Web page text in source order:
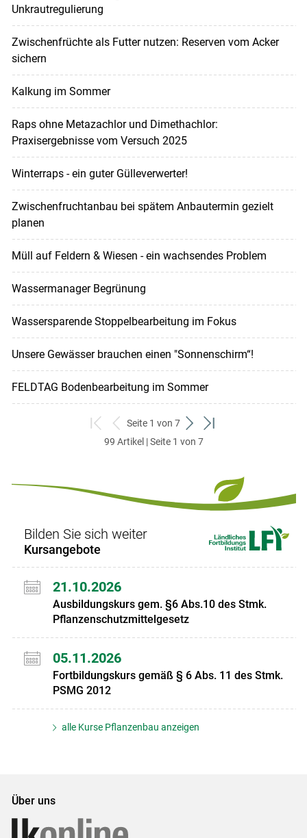
Unkrautregulierung
Zwischenfrüchte als Futter nutzen: Reserven vom Acker
sichern
Kalkung im Sommer
Raps ohne Metazachlor und Dimethachlor:
Praxisergebnisse vom Versuch 2025
Winterraps - ein guter Gülleverwerter!
Zwischenfruchtanbau bei spätem Anbautermin gezielt
planen
Müll auf Feldern & Wiesen - ein wachsendes Problem
Wassermanager Begrünung
Wassersparende Stoppelbearbeitung im Fokus
Unsere Gewässer brauchen einen "Sonnenschirm“!
FELDTAG Bodenbearbeitung im Sommer
zum
ersten
zurück
zum
Seite 1 von 7
weiter
zum
zum
99 Artikel | Seite 1 von 7
Bilden Sie sich weiter
Kursangebote
21.10.2026
Ausbildungskurs gem. §6 Abs.10 des Stmk.
Pflanzenschutzmittelgesetz
05.11.2026
Fortbildungskurs gemäß § 6 Abs. 11 des Stmk.
PSMG 2012
alle Kurse Pflanzenbau anzeigen
Über uns